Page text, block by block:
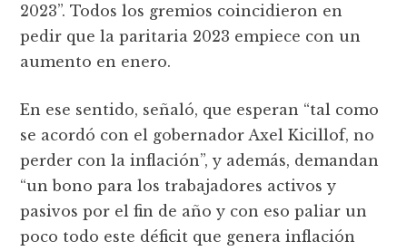
2023”. Todos los gremios coincidieron en
pedir que la paritaria 2023 empiece con un
aumento en enero.
En ese sentido, señaló, que esperan “tal como
se acordó con el gobernador Axel Kicillof, no
perder con la inflación”, y además, demandan
“un bono para los trabajadores activos y
pasivos por el fin de año y con eso paliar un
poco todo este déficit que genera inflación